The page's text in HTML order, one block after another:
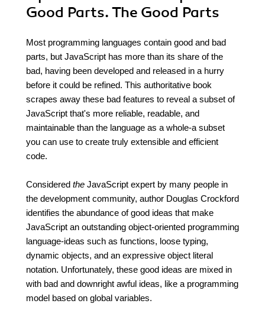
Good Parts. The Good Parts
Most programming languages contain good and bad
parts, but JavaScript has more than its share of the
bad, having been developed and released in a hurry
before it could be refined. This authoritative book
scrapes away these bad features to reveal a subset of
JavaScript that's more reliable, readable, and
maintainable than the language as a whole-a subset
you can use to create truly extensible and efficient
code.
Considered the JavaScript expert by many people in
the development community, author Douglas Crockford
identifies the abundance of good ideas that make
JavaScript an outstanding object-oriented programming
language-ideas such as functions, loose typing,
dynamic objects, and an expressive object literal
notation. Unfortunately, these good ideas are mixed in
with bad and downright awful ideas, like a programming
model based on global variables.